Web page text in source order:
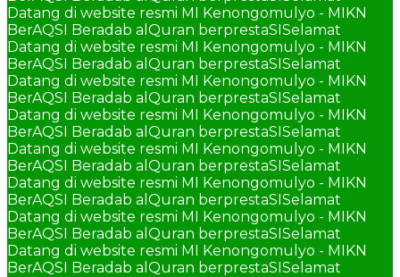
Datang di website resmi MI Kenongomulyo - MIKN
BerAQSI Beradab alQuran berprestaSISelamat
Datang di website resmi MI Kenongomulyo - MIKN
BerAQSI Beradab alQuran berprestaSISelamat
Datang di website resmi MI Kenongomulyo - MIKN
BerAQSI Beradab alQuran berprestaSISelamat
Datang di website resmi MI Kenongomulyo - MIKN
BerAQSI Beradab alQuran berprestaSISelamat
Datang di website resmi MI Kenongomulyo - MIKN
BerAQSI Beradab alQuran berprestaSISelamat
Datang di website resmi MI Kenongomulyo - MIKN
BerAQSI Beradab alQuran berprestaSISelamat
Datang di website resmi MI Kenongomulyo - MIKN
BerAQSI Beradab alQuran berprestaSISelamat
Datang di website resmi MI Kenongomulyo - MIKN
BerAQSI Beradab alQuran berprestaSISelamat